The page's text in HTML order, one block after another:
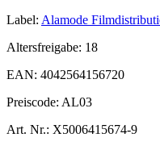
Label: Alamode
Altersfreigabe: 18
EAN: 4042564156720
Preiscode: AL03
Art. Nr.: X5006415674-9